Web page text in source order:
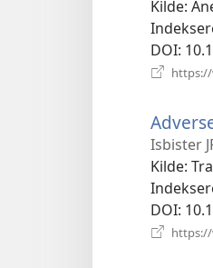
Kilde‎:
DOI‎:
https://
Isbister
Kilde‎:
DOI‎:
https://